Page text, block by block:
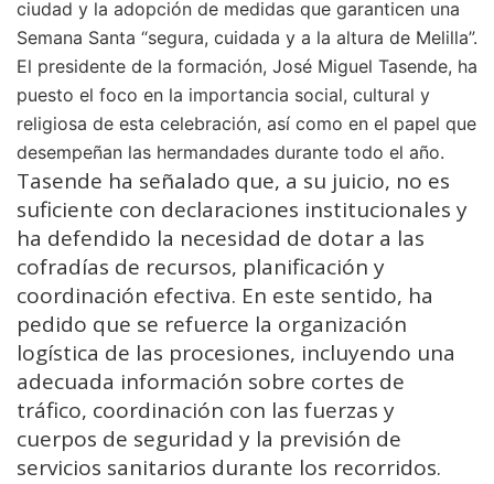
ciudad y la adopción de medidas que garanticen una
Semana Santa “segura, cuidada y a la altura de Melilla”.
El presidente de la formación, José Miguel Tasende, ha
puesto el foco en la importancia social, cultural y
religiosa de esta celebración, así como en el papel que
desempeñan las hermandades durante todo el año.
Tasende ha señalado que, a su juicio, no es
suficiente con declaraciones institucionales y
ha defendido la necesidad de dotar a las
cofradías de recursos, planificación y
coordinación efectiva. En este sentido, ha
pedido que se refuerce la organización
logística de las procesiones, incluyendo una
adecuada información sobre cortes de
tráfico, coordinación con las fuerzas y
cuerpos de seguridad y la previsión de
servicios sanitarios durante los recorridos.